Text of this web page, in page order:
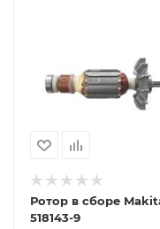
Ротор в сборе
518143-9